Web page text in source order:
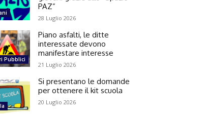
PAZ”
28 Luglio 2026
Pubblici
Piano asfalti, le ditte
interessate devono
manifestare interesse
21 Luglio 2026
Si presentano le domande
per ottenere il kit scuola
20 Luglio 2026